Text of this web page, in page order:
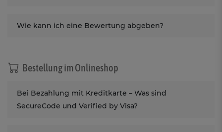
Wie kann ich eine Bewertung abgeben?
Bestellung im Onlineshop
Bei Bezahlung mit Kreditkarte – Was sind
SecureCode und Verified by Visa?